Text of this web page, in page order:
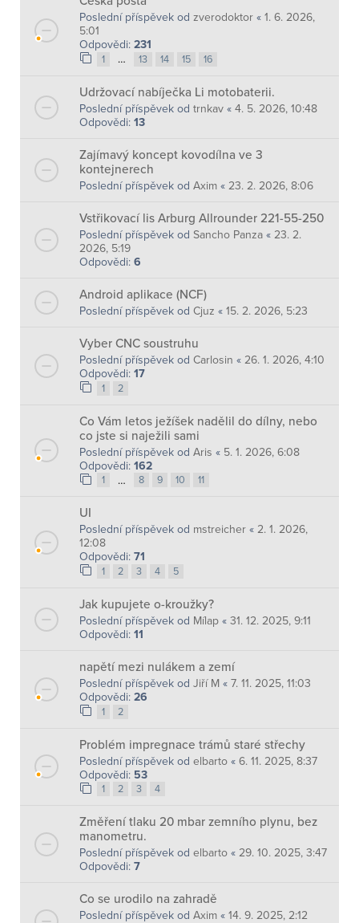
Poslední příspěvek od zverodoktor « 1. 6. 2026,
5:01
Odpovědi: 231
1 … 13 14 15 16
Udržovací nabíječka Li motobaterii.
Poslední příspěvek od trnkav « 4. 5. 2026, 10:48
Odpovědi: 13
Zajímavý koncept kovodílna ve 3
kontejnerech
Poslední příspěvek od Axim « 23. 2. 2026, 8:06
Vstřikovací lis Arburg Allrounder 221-55-250
Poslední příspěvek od Sancho Panza « 23. 2.
2026, 5:19
Odpovědi: 6
Android aplikace (NCF)
Poslední příspěvek od Cjuz « 15. 2. 2026, 5:23
Vyber CNC soustruhu
Poslední příspěvek od Carlosin « 26. 1. 2026, 4:10
Odpovědi: 17
1 2
Co Vám letos ježíšek nadělil do dílny, nebo
co jste si naježili sami
Poslední příspěvek od Aris « 5. 1. 2026, 6:08
Odpovědi: 162
1 … 8 9 10 11
UI
Poslední příspěvek od mstreicher « 2. 1. 2026,
12:08
Odpovědi: 71
1 2 3 4 5
Jak kupujete o-kroužky?
Poslední příspěvek od Mílap « 31. 12. 2025, 9:11
Odpovědi: 11
napětí mezi nulákem a zemí
Poslední příspěvek od Jiří M « 7. 11. 2025, 11:03
Odpovědi: 26
1 2
Problém impregnace trámů staré střechy
Poslední příspěvek od elbarto « 6. 11. 2025, 8:37
Odpovědi: 53
1 2 3 4
Změření tlaku 20 mbar zemního plynu, bez
manometru.
Poslední příspěvek od elbarto « 29. 10. 2025, 3:47
Odpovědi: 7
Co se urodilo na zahradě
Poslední příspěvek od Axim « 14. 9. 2025, 2:12